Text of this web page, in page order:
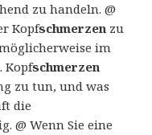
zu handeln. @
Kopfschmerzen zu
im
Kopfschmerzen
zu tun, und was
die
@ Wenn Sie eine